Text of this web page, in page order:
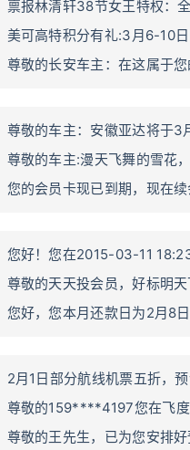
禀报林清轩38节女王特权：
美可高特积分有礼:3月6-10
尊敬的长安车主：在这属于
尊敬的车主：安徽亚达将于
尊敬的车主:漫天飞舞的雪花
您的会员卡现已到期，现在
您好！您在2015-03-11
尊敬的天天投会员，好标明
您好，您本月还款日为2月8
2月1日部分航线机票五折，
尊敬的159****4197您在飞
尊敬的王先生，已为您安排